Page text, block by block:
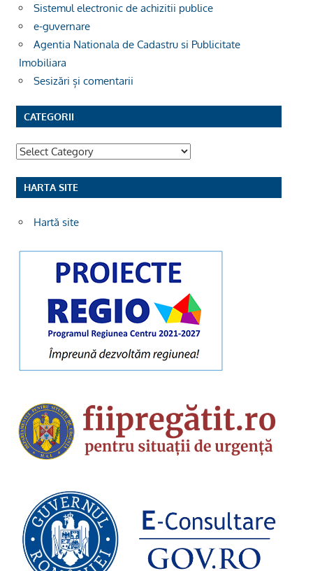
Sistemul electronic de achizitii publice
e-guvernare
Agentia Nationala de Cadastru si Publicitate
Imobiliara
Sesizări și comentarii
CATEGORII
Categorii
HARTA SITE
Hartă site